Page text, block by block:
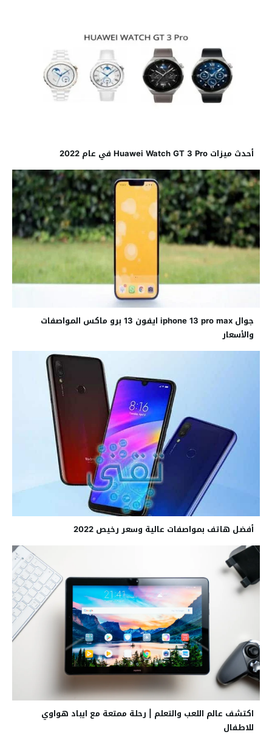
أحدث ميزات Huawei Watch GT 3 Pro في عام 2022
جوال iphone 13 pro max ايفون 13 برو ماكس المواصفات
والأسعار
أفضل هاتف بمواصفات عالية وسعر رخيص 2022
اكتشف عالم اللعب والتعلم | رحلة ممتعة مع ايباد هواوي
للاطفال